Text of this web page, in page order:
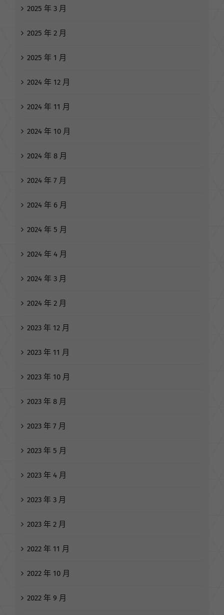
2025 年 3 月
2025 年 2 月
2025 年 1 月
2024 年 12 月
2024 年 11 月
2024 年 10 月
2024 年 8 月
2024 年 7 月
2024 年 6 月
2024 年 5 月
2024 年 4 月
2024 年 3 月
2024 年 2 月
2023 年 12 月
2023 年 11 月
2023 年 10 月
2023 年 8 月
2023 年 7 月
2023 年 5 月
2023 年 4 月
2023 年 3 月
2023 年 2 月
2022 年 11 月
2022 年 10 月
2022 年 9 月